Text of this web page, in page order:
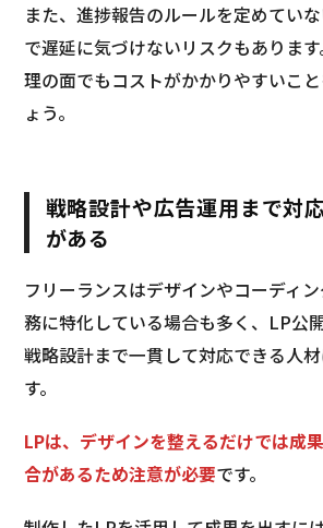
また、進捗報告のルールを定めてい
で遅延に気づけないリスクもありま
理の面でもコストがかかりやすいこ
ょう。
戦略設計や広告運用まで対
がある
フリーランスはデザインやコーディ
務に特化している場合も多く、LP公
戦略設計まで一貫して対応できる人
す。
LPは、デザインを整えるだけでは成
合があるため注意が必要です。